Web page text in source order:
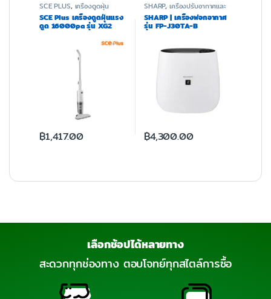
SCE PLUS, เครื่องดูดฝุ่น
SCE Plus เครื่องดูดฝุ่นแรง
ดูด 16000pa รุ่น XG2
฿1,417.00
SHARP,เครื่องปรับอากาศและ
ฟอกอากาศ
SHARP | เครื่องฟอกอากาศ
รุ่น FP-J30TA-B
฿4,300.00
เลือกช้อปได้หลายทาง
สะดวกทุกช่องทาง ตอบโจทย์ทุกสไตล์การซื้อ